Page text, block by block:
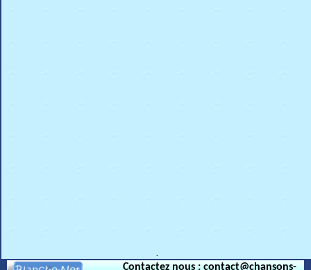
Contactez nous : contact@chansons-